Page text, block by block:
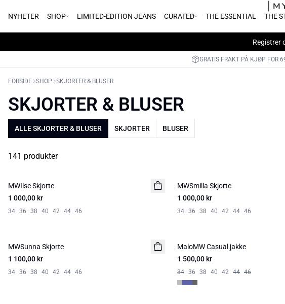
NYHETER SHOP LIMITED-EDITION JEANS CURATED THE ESSENTIAL THE
Registrer
GRATIS FRAKT PÅ KJØP FOR
FORSIDE SHOP SKJORTER & BLUSER
SKJORTER & BLUSER
ALLE SKJORTER & BLUSER SKJORTER BLUSER
141 produkter
NYHED
MWIlse Skjorte
1 000,00 kr
34 36 38 40 42 44 46
NYHED
MWSmilla Skjorte
1 000,00 kr
34 36 38 40 42 44 46
NYHED
MWSunna Skjorte
1 100,00 kr
34 36 38 40 42 44 46
NYHED
MaloMW Casual jakke
1 500,00 kr
34 36 38 40 42 44 46